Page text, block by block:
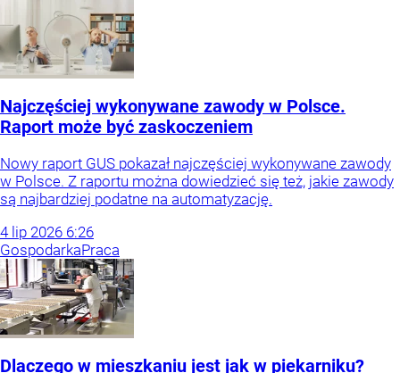
Najczęściej wykonywane zawody w Polsce.
Raport może być zaskoczeniem
Nowy raport GUS pokazał najczęściej wykonywane zawody
w Polsce. Z raportu można dowiedzieć się też, jakie zawody
są najbardziej podatne na automatyzację.
4 lip 2026 6:26
GospodarkaPraca
Dlaczego w mieszkaniu jest jak w piekarniku?